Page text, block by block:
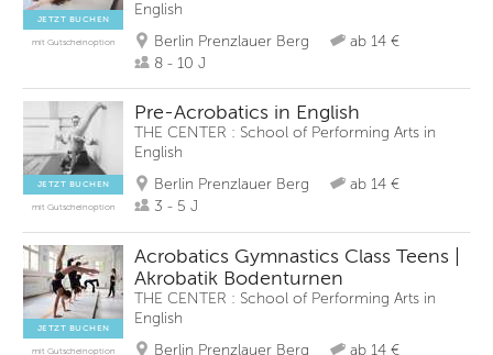
JETZT BUCHEN
mit Gutscheinoption
English
Berlin Prenzlauer Berg
ab 14 €
8 - 10 J
JETZT BUCHEN
mit Gutscheinoption
Pre-Acrobatics in English
THE CENTER : School of Performing Arts in
English
Berlin Prenzlauer Berg
ab 14 €
3 - 5 J
JETZT BUCHEN
mit Gutscheinoption
Acrobatics Gymnastics Class Teens |
Akrobatik Bodenturnen
THE CENTER : School of Performing Arts in
English
Berlin Prenzlauer Berg
ab 14 €